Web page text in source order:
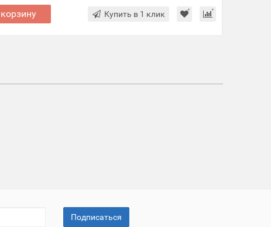
Купить в 1 клик
Подписаться